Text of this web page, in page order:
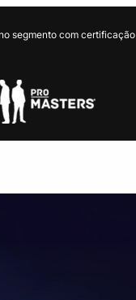
segmento com certificação